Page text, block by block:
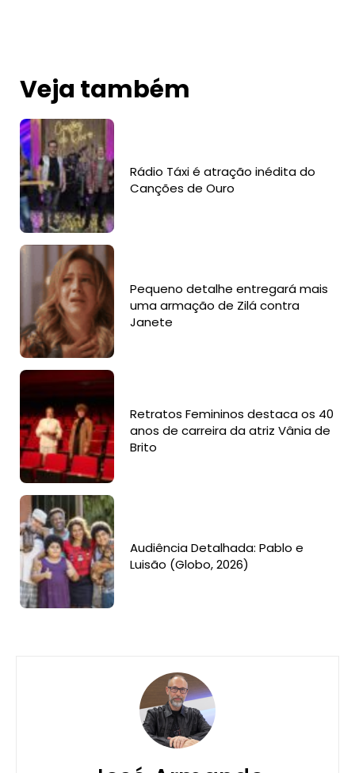
Veja também
Rádio Táxi é atração inédita do
Canções de Ouro
Pequeno detalhe entregará mais
uma armação de Zilá contra
Janete
Retratos Femininos destaca os 40
anos de carreira da atriz Vânia de
Brito
Audiência Detalhada: Pablo e
Luisão (Globo, 2026)